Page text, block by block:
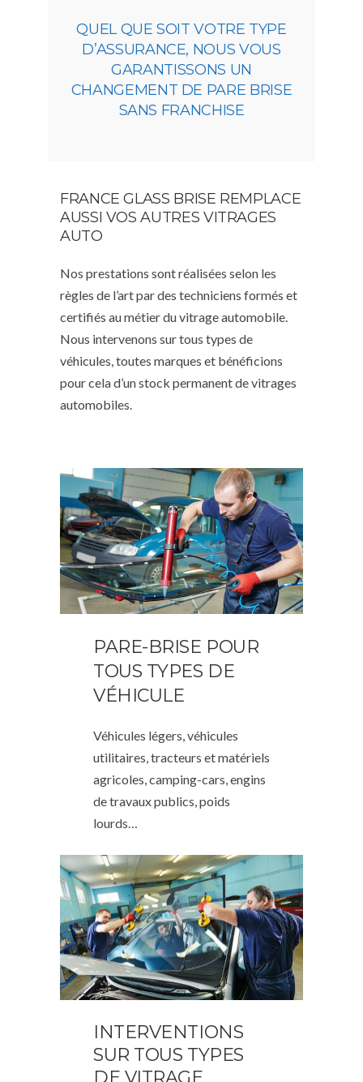
QUEL QUE SOIT VOTRE TYPE
D’ASSURANCE, NOUS VOUS
GARANTISSONS UN
CHANGEMENT DE PARE BRISE
SANS FRANCHISE
FRANCE GLASS BRISE REMPLACE
AUSSI VOS AUTRES VITRAGES
AUTO
Nos prestations sont réalisées selon les
règles de l’art par des techniciens formés et
certifiés au métier du vitrage automobile.
Nous intervenons sur tous types de
véhicules, toutes marques et bénéficions
pour cela d’un stock permanent de vitrages
automobiles.
PARE-BRISE POUR
TOUS TYPES DE
VÉHICULE
Véhicules légers, véhicules
utilitaires, tracteurs et matériels
agricoles, camping-cars, engins
de travaux publics, poids
lourds…
INTERVENTIONS
SUR TOUS TYPES